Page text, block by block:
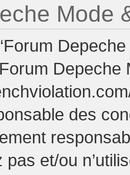
Mode
Depeche
des
pas et/ou